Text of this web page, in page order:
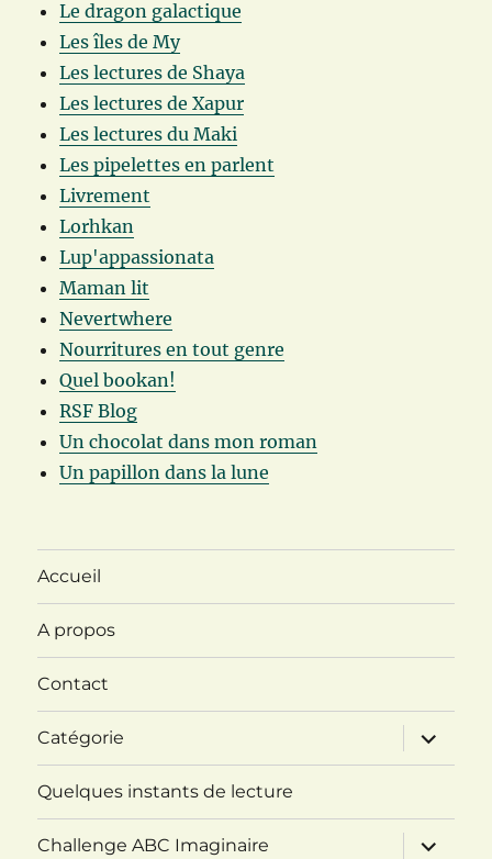
Le dragon galactique
Les îles de My
Les lectures de Shaya
Les lectures de Xapur
Les lectures du Maki
Les pipelettes en parlent
Livrement
Lorhkan
Lup'appassionata
Maman lit
Nevertwhere
Nourritures en tout genre
Quel bookan!
RSF Blog
Un chocolat dans mon roman
Un papillon dans la lune
Accueil
A propos
Contact
Catégorie
ouvrir
le
sous-
Quelques instants de lecture
Challenge ABC Imaginaire
ouvrir